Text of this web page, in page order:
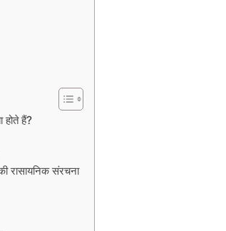
होते हैं?
रासायनिक संरचना